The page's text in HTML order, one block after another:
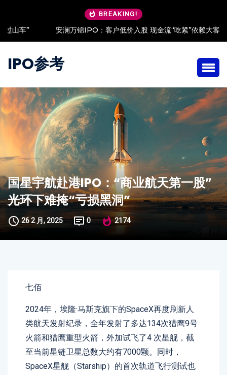
BREAKING!
安澜万锦IPO：客户低价入股 现金流“吃紧”依赖大客户
IPO参考
国星宇航赴港IPO：“商业航天第一股”
光环下难掩“亏损黑洞”
26 2 月, 2025 0 2174
七佰
2024年，埃隆·马斯克旗下的SpaceX再度刷新人
类航天发射纪录，全年发射了多达134次猎鹰9号
火箭和猎鹰重型火箭，外加试飞了4 次星舰，截
至当前星链卫星总数大约有7000颗。同时，
SpaceX星舰（Starship）的首次轨道飞行测试也